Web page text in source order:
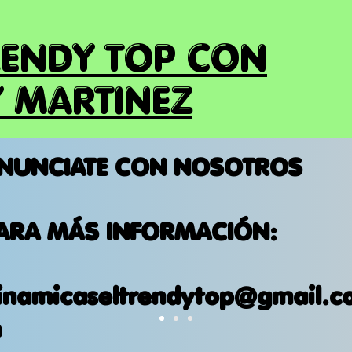
TOP CON
MARTINEZ
CON NOSOTROS
MÁS INFORMACIÓN: